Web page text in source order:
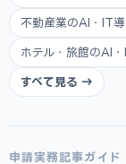
不動産業のAI・IT
ホテル・旅館のAI
すべて見る →
申請実務記事ガイド